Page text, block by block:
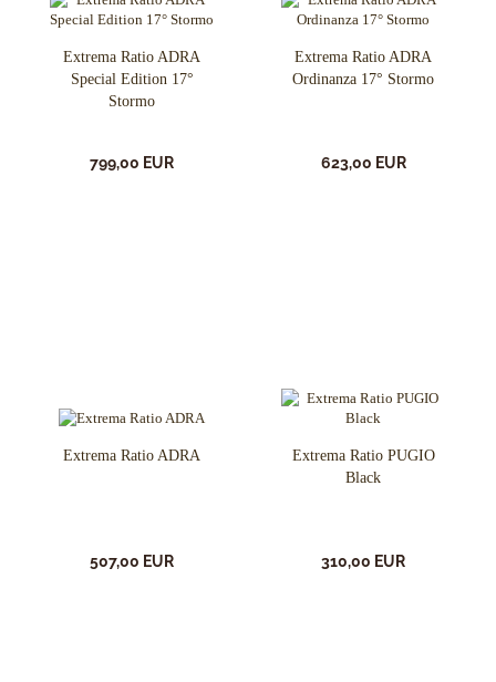
Extrema Ratio ADRA
Special Edition 17°
Stormo
799,00 EUR
Extrema Ratio ADRA
Ordinanza 17° Stormo
623,00 EUR
Extrema Ratio ADRA
507,00 EUR
Extrema Ratio PUGIO
Black
310,00 EUR